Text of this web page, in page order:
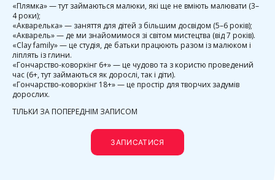
«Плямка» — тут займаються малюки, які ще не вміють малювати (3–
4 роки);
«Акварелька» — заняття для дітей з більшим досвідом (5–6 років);
«Акварель» — де ми знайомимося зі світом мистецтва (від 7 років).
«Clay family» — це студія, де батьки працюють разом із малюком і
ліплять із глини.
«Гончарство-коворкінг 6+» — це чудово та з користю проведений
час (6+, тут займаються як дорослі, так і діти).
«Гончарство-коворкінг 18+» — це простір для творчих задумів
дорослих.
ТІЛЬКИ ЗА ПОПЕРЕДНІМ ЗАПИСОМ
ЗАПИСАТИСЯ